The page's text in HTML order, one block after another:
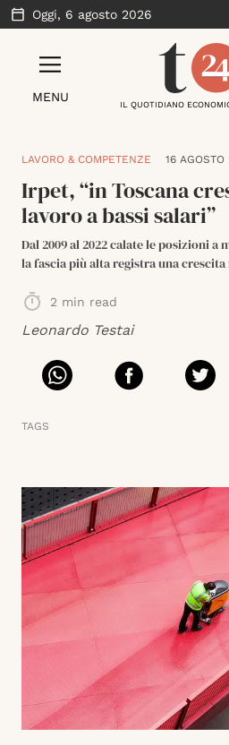
Oggi, 6 agosto 2026
MENU
IL QUOTIDIANO
LAVORO & COMPETENZE 16 AGOSTO
Irpet, “in Toscana
lavoro a bassi salari”
Dal 2009 al 2022 calate le posizioni
la fascia più alta registra una
2 min read
Leonardo Testai
TAGS